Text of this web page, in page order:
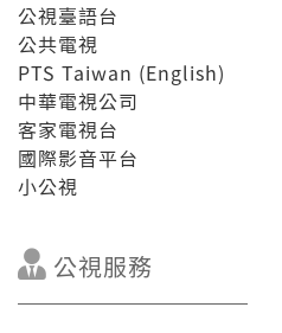
公視臺語台
公共電視
PTS Taiwan (English)
中華電視公司
客家電視台
國際影音平台
小公視
公視服務